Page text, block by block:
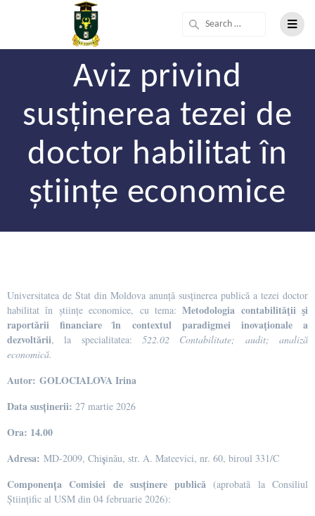
Aviz privind
susținerea tezei de
doctor habilitat în
științe economice
Universitatea de Stat din Moldova anunță susținerea publică a tezei doctor
habilitat în științe economice, cu tema:Metodologia contabilităţii şi
raportării financiare ȋn contextul paradigmei inovaţionale a
dezvoltării, la specialitatea: 522.02 Contabilitate; audit; analiză
economică.
Autor: GOLOCIALOVA Irina
Data susținerii: 27 martie 2026
Ora: 14.00
Adresa: MD-2009, Chișinău, str. A. Mateevici, nr. 60, biroul 331/C
Componența Comisiei de susținere publică(aprobată la Consiliul
Științific al USM din 04 februarie 2026):